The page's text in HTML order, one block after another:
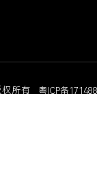
粤ICP备
所有